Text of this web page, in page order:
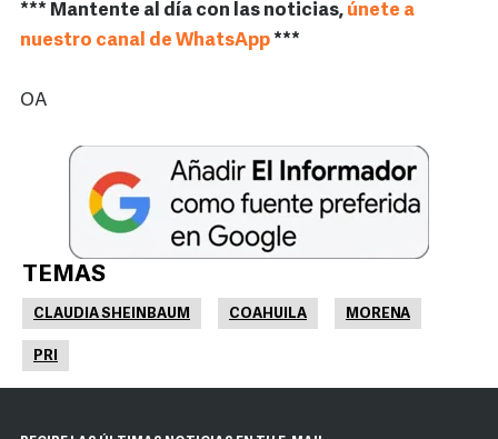
*** Mantente al día con las noticias, únete a
nuestro canal de WhatsApp***
OA
TEMAS
CLAUDIA SHEINBAUM COAHUILA MORENA
PRI